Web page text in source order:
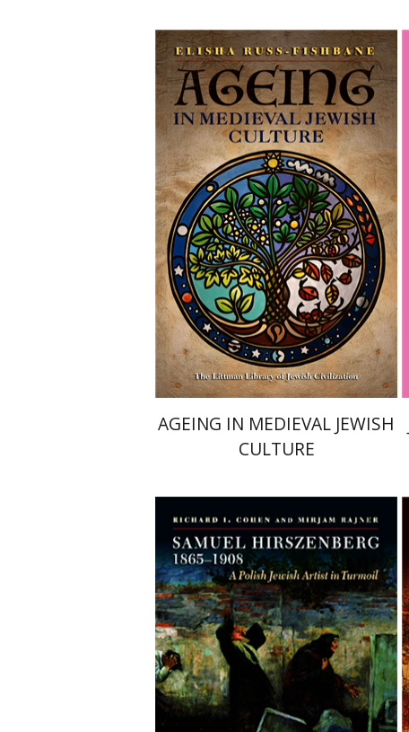
Elisha Russ-Fishbane
הנחת אתר ספר מודפס
$70
$63
AGEING IN MEDIEVAL JEWISH
CULTURE
Richard I. Cohen Mirjam Rajner